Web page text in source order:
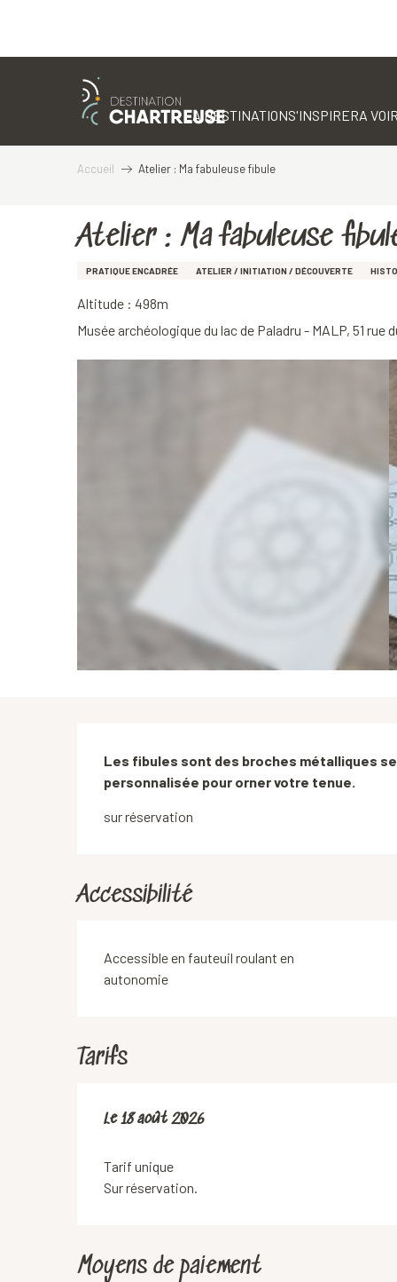
LA DESTINATIONS'INSPIRERA
Accueil Atelier : Ma fabuleuse fibule
Atelier : Ma fabuleuse
PRATIQUE ENCADRÉE ATELIER / INITIATION / DÉCOUVERTE
Altitude : 498m
Musée archéologique du lac de Paladru - MALP, 51 rue
Description
Les fibules sont des broches métalliques
personnalisée pour orner votre tenue.
sur réservation
Accessibilité
Accessible en fauteuil roulant en
autonomie
Tarifs
Le18 août 2026
Le18 août 2026
Tarif unique
Sur réservation.
Moyens de paiement